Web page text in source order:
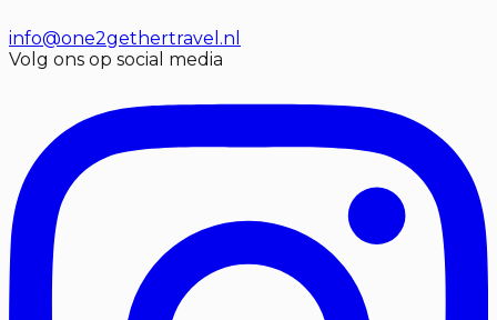
info@one2gethertravel.nl
Volg ons op social media